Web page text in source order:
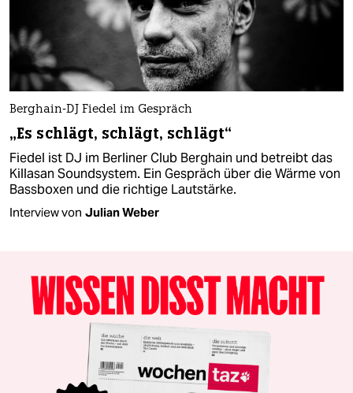
Berghain-DJ Fiedel im Gespräch
„Es schlägt, schlägt, schlägt“
Fiedel ist DJ im Berliner Club Berghain und betreibt das
Killasan Soundsystem. Ein Gespräch über die Wärme von
Bassboxen und die richtige Lautstärke.
Interview von Julian Weber